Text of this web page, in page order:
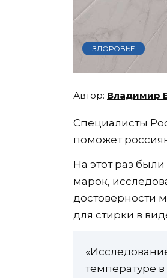
ЗДОРОВЬЕ
Владимир
Специалисты
поможет
На этот раз были
марок,
достоверности
для стирки в
температуре